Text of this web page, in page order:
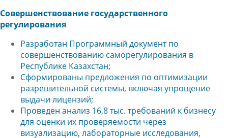
Совершенствование государственного
регулирования
Разработан Программный документ по
совершенствованию саморегулирования в
Республике Казахстан;
Сформированы предложения по оптимизации
разрешительной системы, включая упрощение
выдачи лицензий;
Проведен анализ 16,8 тыс. требований к бизнесу
для оценки их проверяемости через
визуализацию, лабораторные исследования,